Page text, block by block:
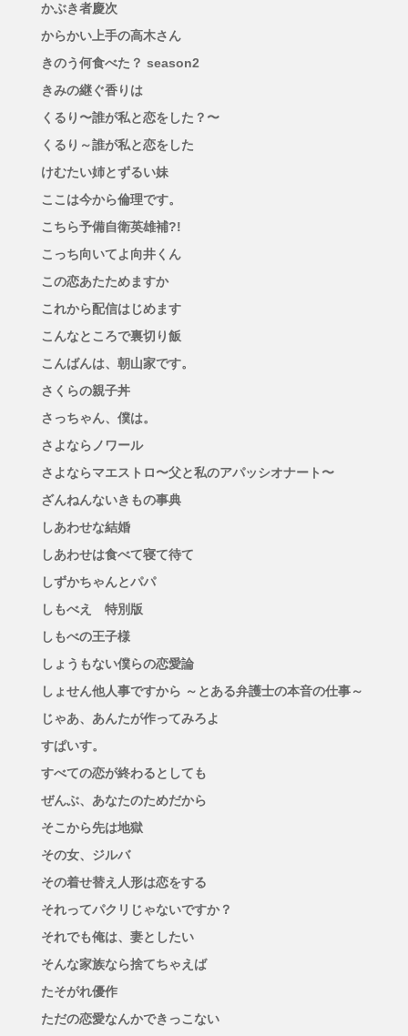
かぶき者慶次
からかい上手の高木さん
きのう何食べた？ season2
きみの継ぐ香りは
くるり〜誰が私と恋をした？〜
くるり～誰が私と恋をした
けむたい姉とずるい妹
ここは今から倫理です。
こちら予備自衛英雄補?!
こっち向いてよ向井くん
この恋あたためますか
これから配信はじめます
こんなところで裏切り飯
こんばんは、朝山家です。
さくらの親子丼
さっちゃん、僕は。
さよならノワール
さよならマエストロ〜父と私のアパッシオナート〜
ざんねんないきもの事典
しあわせな結婚
しあわせは食べて寝て待て
しずかちゃんとパパ
しもべえ 特別版
しもべの王子様
しょうもない僕らの恋愛論
しょせん他人事ですから ～とある弁護士の本音の仕事～
じゃあ、あんたが作ってみろよ
すぱいす。
すべての恋が終わるとしても
ぜんぶ、あなたのためだから
そこから先は地獄
その女、ジルバ
その着せ替え人形は恋をする
それってパクリじゃないですか？
それでも俺は、妻としたい
そんな家族なら捨てちゃえば
たそがれ優作
ただの恋愛なんかできっこない